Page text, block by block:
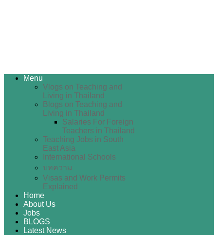
Menu
Vlogs on Teaching and
Living in Thailand
Blogs on Teaching and
Living in Thailand
Salaries For Foreign
Teachers in Thailand
Teaching Jobs in South
East Asia
International Schools
บทความ
Visas and Work Permits
Explained
Home
About Us
Jobs
BLOGS
Latest News